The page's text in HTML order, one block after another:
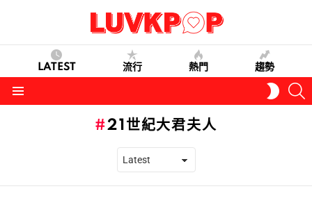
LATEST 流行 熱門 趨勢
SKIN
21世紀大君夫人